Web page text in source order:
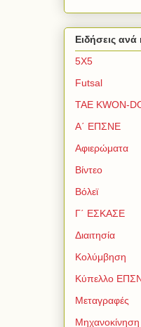
Ειδήσεις ανά
5Χ5
Futsal
TAE KWON-
Α΄ ΕΠΣΝΕ
Αφιερώματα
Βίντεο
Βόλεϊ
Γ΄ ΕΣΚΑΣΕ
Διαιτησία
Κολύμβηση
Κύπελλο
Μεταγραφές
Μηχανοκίνηση